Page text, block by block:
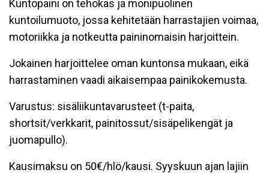
Kuntopaini on tehokas ja monipuolinen
kuntoilumuoto, jossa kehitetään harrastajien voimaa,
motoriikka ja notkeutta paininomaisin harjoittein.
Jokainen harjoittelee oman kuntonsa mukaan, eikä
harrastaminen vaadi aikaisempaa painikokemusta.
Varustus: sisäliikuntavarusteet (t-paita,
shortsit/verkkarit, painitossut/sisäpelikengät ja
juomapullo).
Kausimaksu on 50€/hlö/kausi. Syyskuun ajan lajiin